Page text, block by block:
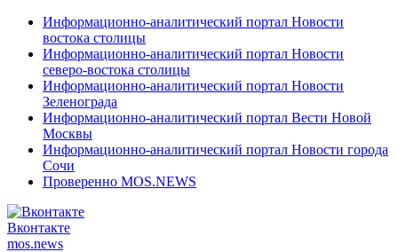
Информационно-аналитический портал Новости
востока столицы
Информационно-аналитический портал Новости
северо-востока столицы
Информационно-аналитический портал Новости
Зеленограда
Информационно-аналитический портал Вести Новой
Москвы
Информационно-аналитический портал Новости города
Сочи
Проверенно MOS.NEWS
Вконтакте
mos.news